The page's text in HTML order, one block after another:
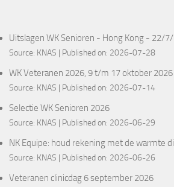
Uitslagen WK Senioren - Hong Kong - 22/
Source: KNAS Published on: 2026-07-28
WK Veteranen 2026, 9 t/m 17 oktober 2026
Source: KNAS Published on: 2026-07-14
Selectie WK Senioren 2026
Source: KNAS Published on: 2026-06-29
NK Equipe: houd rekening met de warmte
Source: KNAS Published on: 2026-06-26
Veteranen clinicdag 6 september 2026